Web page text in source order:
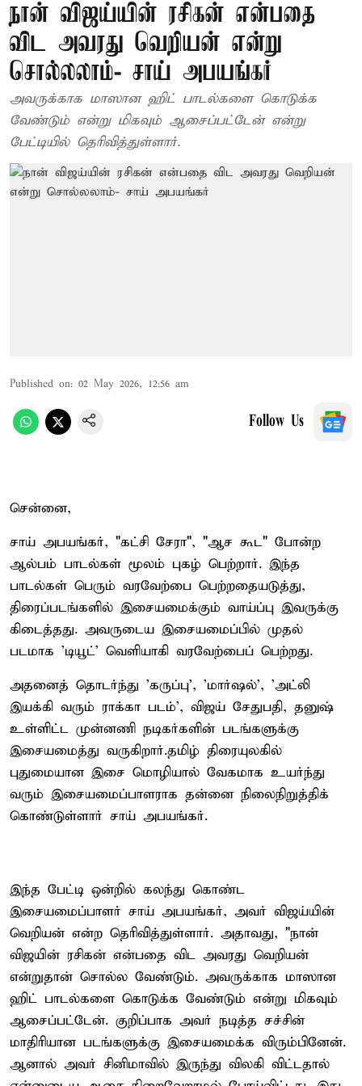
நான் விஜய்யின் ரசிகன் என்பதை
விட அவரது வெறியன் என்று
சொல்லலாம்- சாய் அபயங்கர்
அவருக்காக மாஸான ஹிட் பாடல்களை கொடுக்க
வேண்டும் என்று மிகவும் ஆசைப்பட்டேன் என்று
பேட்டியில் தெரிவித்துள்ளார்.
Published on: 02 May 2026, 12:56 am
Follow Us
சென்னை,
சாய் அபயங்கர், "கட்சி சேரா", "ஆச கூட" போன்ற
ஆல்பம் பாடல்கள் மூலம் புகழ் பெற்றார். இந்த
பாடல்கள் பெரும் வரவேற்பை பெற்றதையடுத்து,
திரைப்படங்களில் இசையமைக்கும் வாய்ப்பு இவருக்கு
கிடைத்தது. அவருடைய இசையமைப்பில் முதல்
படமாக 'டியூட்' வெளியாகி வரவேற்பைப் பெற்றது.
அதனைத் தொடர்ந்து 'கருப்பு', 'மார்ஷல்', 'அட்லி
இயக்கி வரும் ராக்கா படம்', விஜய் சேதுபதி, தனுஷ்
உள்ளிட்ட முன்னணி நடிகர்களின் படங்களுக்கு
இசையமைத்து வருகிறார்.தமிழ் திரையுலகில்
புதுமையான இசை மொழியால் வேகமாக உயர்ந்து
வரும் இசையமைப்பாளராக தன்னை நிலைநிறுத்திக்
கொண்டுள்ளார் சாய் அபயங்கர்.
இந்த பேட்டி ஒன்றில் கலந்து கொண்ட
இசையமைப்பாளர் சாய் அபயங்கர், அவர் விஜய்யின்
வெறியன் என்ற தெரிவித்துள்ளார். அதாவது, "நான்
விஜயின் ரசிகன் என்பதை விட அவரது வெறியன்
என்றுதான் சொல்ல வேண்டும். அவருக்காக மாஸான
ஹிட் பாடல்களை கொடுக்க வேண்டும் என்று மிகவும்
ஆசைப்பட்டேன். குறிப்பாக அவர் நடித்த சச்சின்
மாதிரியான படங்களுக்கு இசையமைக்க விரும்பினேன்.
ஆனால் அவர் சினிமாவில் இருந்து விலகி விட்டதால்